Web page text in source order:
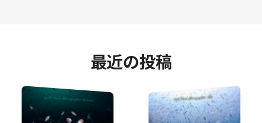
最近の投稿